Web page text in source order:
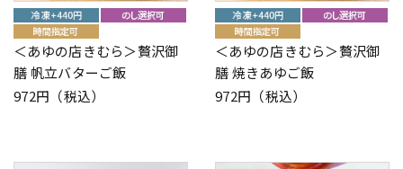
＜あゆの店きむら＞贅沢御
膳 帆立バターご飯
972円（税込）
＜あゆの店きむら＞贅沢御
膳 焼きあゆご飯
972円（税込）